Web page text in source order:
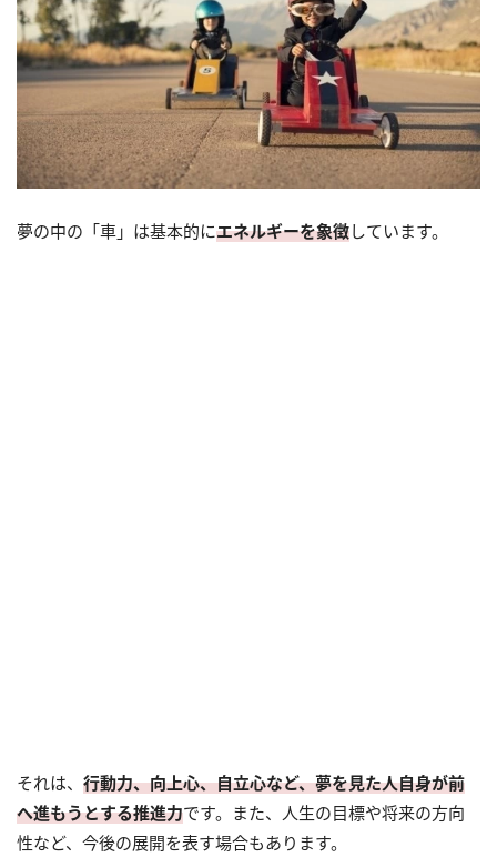
夢の中の「車」は基本的にエネルギーを象徴しています。
それは、 行動力、向上心、自立心など、夢を見た人自身が前
へ進もうとする推進力です。また、人生の目標や将来の方向
性など、今後の展開を表す場合もあります。